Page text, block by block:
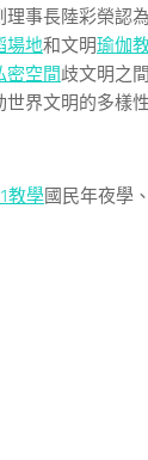
理事長陸彩榮認
場地和文明瑜伽
密空間歧文明之
界文明的多樣
教學國民年夜學